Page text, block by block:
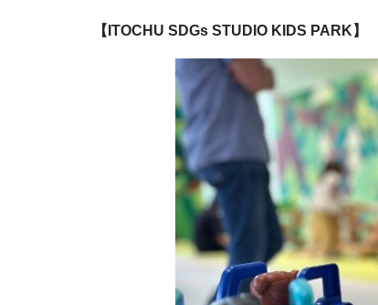
【ITOCHU SDGs STUDIO KIDS PARK】